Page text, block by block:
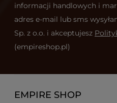
informacji handlowych i
adres e-mail lub sms
Sp. z o.o. i akceptujesz
(empireshop.pl)
EMPIRE SHOP